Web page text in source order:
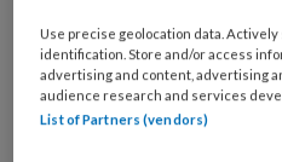
Bij
welke
organisatie
werk
Untitled
Ontvang 2x per
Use precise geolocation data.
identification. Store and/or access
advertising and content, advertising
audience research and services
List of Partners (vendors)